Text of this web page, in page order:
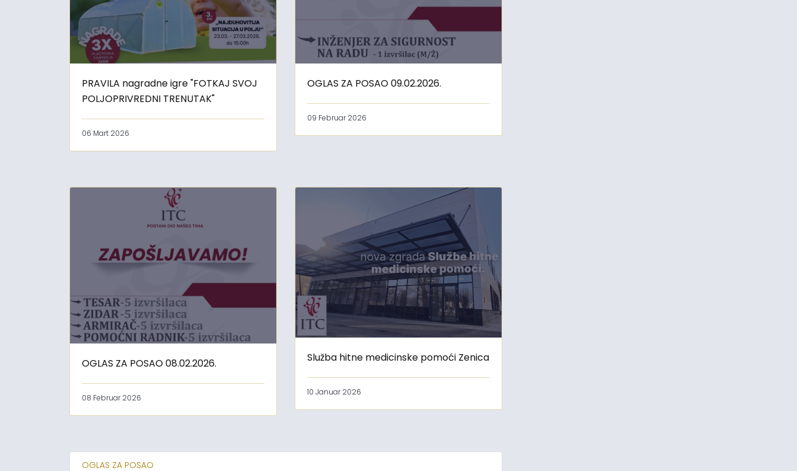
PRAVILA nagradne igre "FOTKAJ SVOJ
POLJOPRIVREDNI TRENUTAK"
06 Mart 2026
OGLAS ZA POSAO 09.02.2026.
09 Februar 2026
OGLAS ZA POSAO 08.02.2026.
08 Februar 2026
Služba hitne medicinske pomoći Zenica
10 Januar 2026
OGLAS ZA POSAO